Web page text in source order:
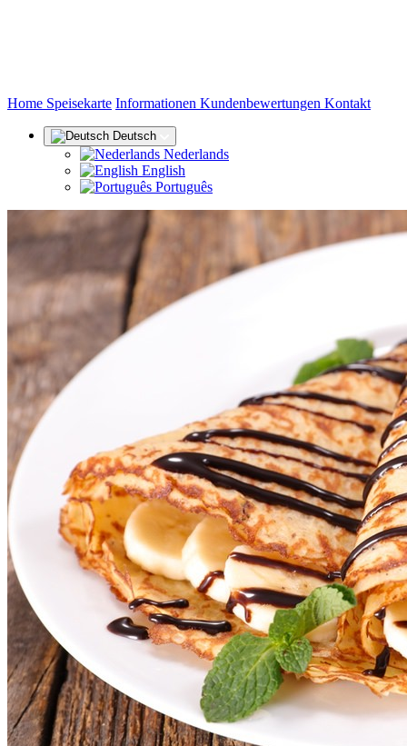
Home (aktuell)
Speisekarte Informationen Kundenbewertungen Kontakt
Deutsch
Nederlands
English
Português